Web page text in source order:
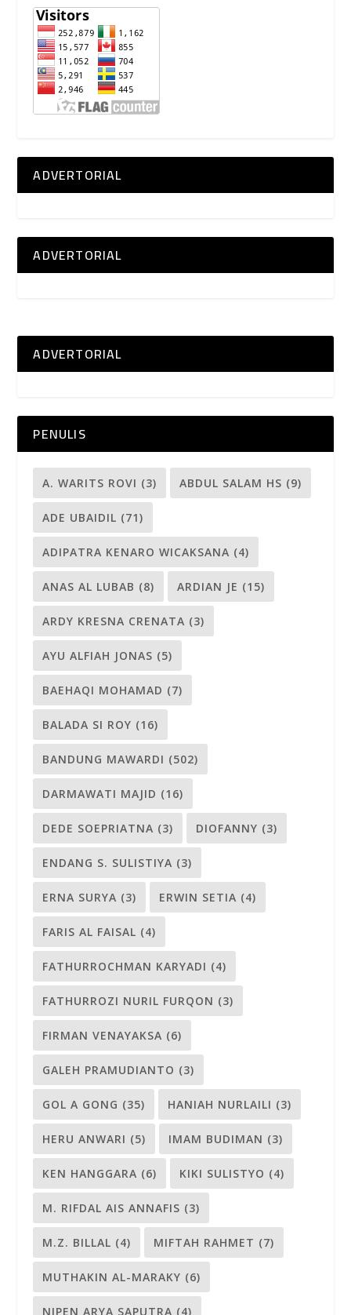
ADVERTORIAL
ADVERTORIAL
ADVERTORIAL
PENULIS
A. WARITS ROVI (3) ABDUL SALAM HS (9)
ADE UBAIDIL (71)
ADIPATRA KENARO WICAKSANA (4)
ANAS AL LUBAB (8) ARDIAN JE (15)
ARDY KRESNA CRENATA (3)
AYU ALFIAH JONAS (5)
BAEHAQI MOHAMAD (7)
BALADA SI ROY (16)
BANDUNG MAWARDI (502)
DARMAWATI MAJID (16)
DEDE SOEPRIATNA (3) DIOFANNY (3)
ENDANG S. SULISTIYA (3)
ERNA SURYA (3) ERWIN SETIA (4)
FARIS AL FAISAL (4)
FATHURROCHMAN KARYADI (4)
FATHURROZI NURIL FURQON (3)
FIRMAN VENAYAKSA (6)
GALEH PRAMUDIANTO (3)
GOL A GONG (35) HANIAH NURLAILI (3)
HERU ANWARI (5) IMAM BUDIMAN (3)
KEN HANGGARA (6) KIKI SULISTYO (4)
M. RIFDAL AIS ANNAFIS (3)
M.Z. BILLAL (4) MIFTAH RAHMET (7)
MUTHAKIN AL-MARAKY (6)
NIPEN ARYA SAPUTRA (4)